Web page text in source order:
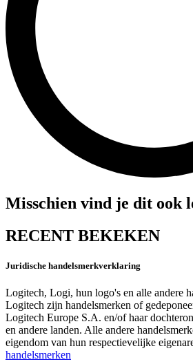
Misschien vind je dit ook
RECENT BEKEKEN
Juridische handelsmerkverklaring
Logitech, Logi, hun logo's en alle andere
Logitech zijn handelsmerken of
Logitech Europe S.A. en/of haar
en andere landen. Alle andere
eigendom van hun respectievelijke
handelsmerken